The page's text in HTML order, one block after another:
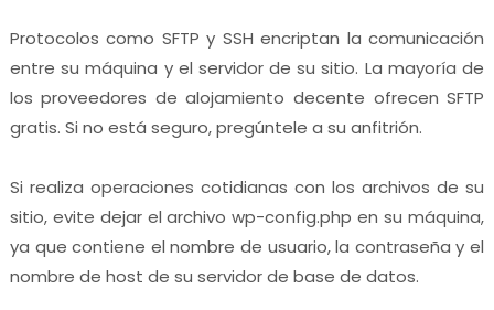
Protocolos como SFTP y SSH encriptan la comunicación
entre su máquina y el servidor de su sitio. La mayoría de
los proveedores de alojamiento decente ofrecen SFTP
gratis. Si no está seguro, pregúntele a su anfitrión.
Si realiza operaciones cotidianas con los archivos de su
sitio, evite dejar el archivo wp-config.php en su máquina,
ya que contiene el nombre de usuario, la contraseña y el
nombre de host de su servidor de base de datos.